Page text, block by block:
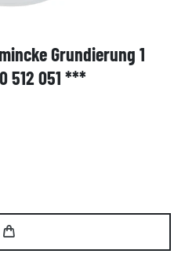
Grundierung 1
512 051 ***